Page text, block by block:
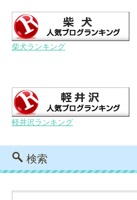
柴犬ランキング
軽井沢ランキング
検索